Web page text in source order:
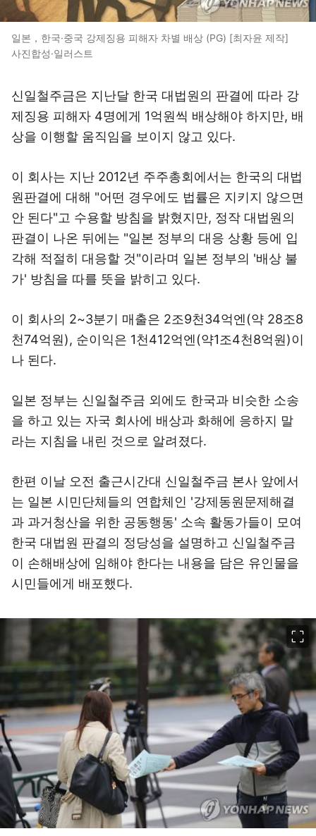
일본，한국·중국 강제징용 피해자 차별 배상 (PG) [최자윤 제작]
사진합성·일러스트
신일철주금은 지난달 한국 대법원의 판결에 따라 강
제징용 피해자 4명에게 1억원씩 배상해야 하지만, 배
상을 이행할 움직임을 보이지 않고 있다.
이 회사는 지난 2012년 주주총회에서는 한국의 대법
원판결에 대해 "어떤 경우에도 법률은 지키지 않으면
안 된다"고 수용할 방침을 밝혔지만, 정작 대법원의
판결이 나온 뒤에는 "일본 정부의 대응 상황 등에 입
각해 적절히 대응할 것"이라며 일본 정부의 '배상 불
가' 방침을 따를 뜻을 밝히고 있다.
이 회사의 2~3분기 매출은 2조9천34억엔(약 28조8
천74억원), 순이익은 1천412억엔(약1조4천8억원)이
나 된다.
일본 정부는 신일철주금 외에도 한국과 비슷한 소송
을 하고 있는 자국 회사에 배상과 화해에 응하지 말
라는 지침을 내린 것으로 알려졌다.
한편 이날 오전 출근시간대 신일철주금 본사 앞에서
는 일본 시민단체들의 연합체인 '강제동원문제해결
과 과거청산을 위한 공동행동' 소속 활동가들이 모여
한국 대법원 판결의 정당성을 설명하고 신일철주금
이 손해배상에 임해야 한다는 내용을 담은 유인물을
시민들에게 배포했다.